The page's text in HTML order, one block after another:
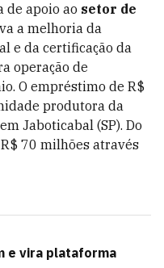
de apoio ao setor de
a melhoria da
e da certificação da
operação de
O empréstimo de R$
produtora da
Jaboticabal (SP). Do
70 milhões através
e vira plataforma